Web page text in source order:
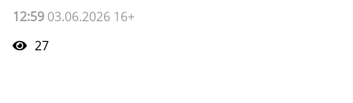
12:59 03.06.2026 16+
27